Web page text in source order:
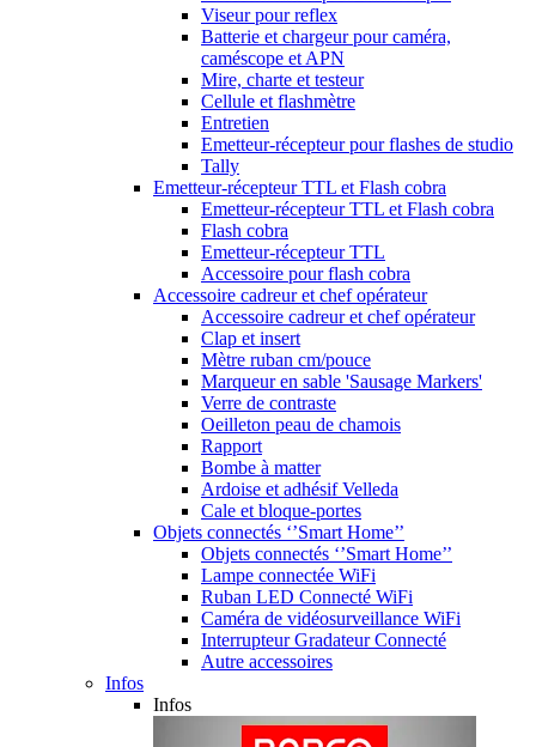
Viseur pour reflex
Batterie et chargeur pour caméra,
caméscope et APN
Mire, charte et testeur
Cellule et flashmètre
Entretien
Emetteur-récepteur pour flashes de studio
Tally
Emetteur-récepteur TTL et Flash cobra
Emetteur-récepteur TTL et Flash cobra
Flash cobra
Emetteur-récepteur TTL
Accessoire pour flash cobra
Accessoire cadreur et chef opérateur
Accessoire cadreur et chef opérateur
Clap et insert
Mètre ruban cm/pouce
Marqueur en sable 'Sausage Markers'
Verre de contraste
Oeilleton peau de chamois
Rapport
Bombe à matter
Ardoise et adhésif Velleda
Cale et bloque-portes
Objets connectés ‘’Smart Home’’
Objets connectés ‘’Smart Home’’
Lampe connectée WiFi
Ruban LED Connecté WiFi
Caméra de vidéosurveillance WiFi
Interrupteur Gradateur Connecté
Autre accessoires
Infos
Infos